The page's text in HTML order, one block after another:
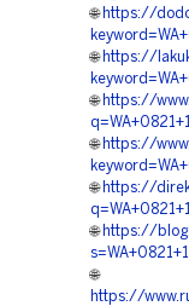
🌐 https://
🌐 https://
🌐 https://
🌐 https://
🌐 https://
🌐 https://
🌐
https://